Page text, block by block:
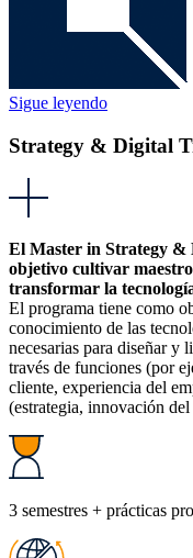
Sigue leyendo
Strategy & Digital
El Master in Strategy &
objetivo cultivar
transformar la
El programa tiene como
conocimiento de las
necesarias para diseñar y
través de funciones (por
cliente, experiencia del
(estrategia, innovación
3 semestres + prácticas